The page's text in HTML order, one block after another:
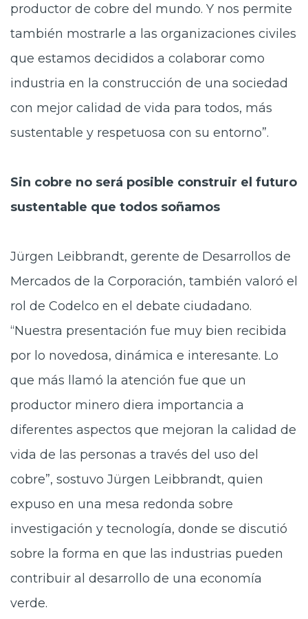
productor de cobre del mundo. Y nos permite
también mostrarle a las organizaciones civiles
que estamos decididos a colaborar como
industria en la construcción de una sociedad
con mejor calidad de vida para todos, más
sustentable y respetuosa con su entorno”.
Sin cobre no será posible construir el futuro
sustentable que todos soñamos
Jürgen Leibbrandt, gerente de Desarrollos de
Mercados de la Corporación, también valoró el
rol de Codelco en el debate ciudadano.
“Nuestra presentación fue muy bien recibida
por lo novedosa, dinámica e interesante. Lo
que más llamó la atención fue que un
productor minero diera importancia a
diferentes aspectos que mejoran la calidad de
vida de las personas a través del uso del
cobre”, sostuvo Jürgen Leibbrandt, quien
expuso en una mesa redonda sobre
investigación y tecnología, donde se discutió
sobre la forma en que las industrias pueden
contribuir al desarrollo de una economía
verde.